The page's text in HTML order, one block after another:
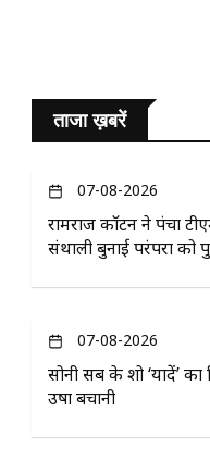
ताजा ख़बरें
07-08-2026
रामराज कॉटन ने पंचा
संथाली बुनाई परंपरा को
07-08-2026
सोनी सब के शो ‘यादें’ का
उषा बचानी